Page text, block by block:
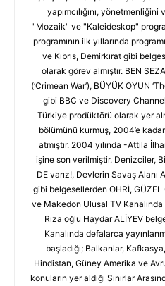
yapımcılığını,
"Mozaik" ve "Kaleideskop"
programının ilk yıllarında
ve Kıbrıs, Demirkırat gibi
olarak görev almıştır. BEN
(‘Crimean War’), BÜYÜK OYUN
gibi BBC ve Discovery
Türkiye prodüktörü olarak yer
bölümünü kurmuş, 2004’e
atmıştır. 2004 yılında -Attila
işine son verilmiştir. Denizciler,
DE varız!, Devlerin Savaş Alanı
gibi belgesellerden OHRİ,
ve Makedon Ulusal TV
Rıza oğlu Haydar ALİYEV
Kanalında defalarca
başladığı; Balkanlar,
Hindistan, Güney Amerika ve
konuların yer aldığı Sınırlar